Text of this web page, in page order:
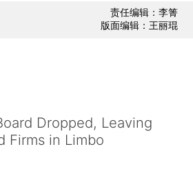
责任编辑：李箐
版面编辑：王丽琨
Dropped, Leaving
Firms in Limbo